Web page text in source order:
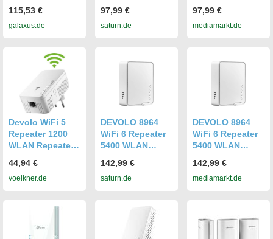
115,53 €
galaxus.de
97,99 €
saturn.de
97,99 €
mediamarkt.de
Devolo WiFi 5
Repeater 1200
WLAN Repeater
1200MBit/s
44,94 €
voelkner.de
DEVOLO 8964
WiFi 6 Repeater
5400 WLAN
142,99 €
saturn.de
DEVOLO 8964
WiFi 6 Repeater
5400 WLAN
142,99 €
mediamarkt.de